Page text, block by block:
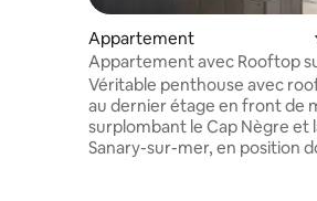
Appartement
Appartement avec Rooftop
Méditerranée
Véritable penthouse avec
au dernier étage en front de
surplombant le Cap Nègre et
Sanary-sur-mer, en position
L’appartement est neuf et